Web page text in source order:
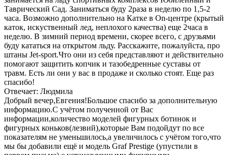
Таврический Сад. Заниматься буду 2раза в неделю по 1,5-2
часа. Возможно дополнительно на Катке в Оn-центре (крытый
каток, искуственный лед, неплохого качества) еще 2часа в
неделю. В зимний период времени, скорее всего, с друзьями
буду кататься на открытом льду. Расскажите, пожалуйста, про
штаны Jet-sport.Что они из себя представляют и действительно
помогают защитить копчик и тазобедренные суставы от
травм. Есть ли они у вас в продаже и сколько стоят. Еще раз
спасибо!
Отвечает: Людмила
Добрый вечер,Евгения!Большое спасибо за дополнительную
информацию.С учётом полученной от Вас
информации,количество моделей фигурных ботинок и
фигурных коньков(лезвий),которые Вам подойдут по все
показателям не уменьшилось,а увеличилось с учётом того,что
мы бы добавили ещё и модель Graf Prestige (упустили в